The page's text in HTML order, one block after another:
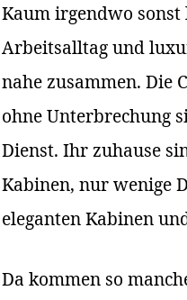
Kaum irgendwo
Arbeitsalltag und
nahe zusammen. Die
ohne Unterbrechung
Dienst. Ihr zuhause
Kabinen, nur wenige
eleganten Kabinen
Da kommen so